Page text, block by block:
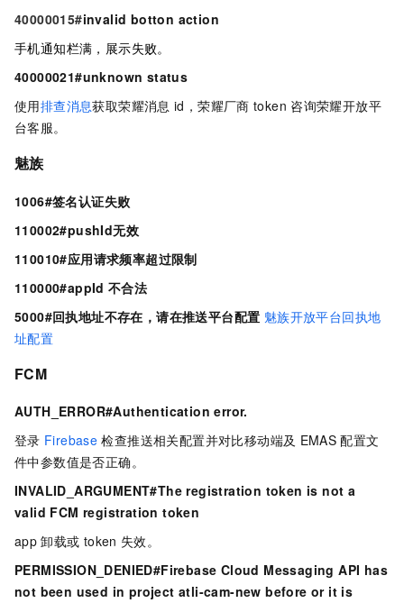
40000015#invalid botton action
手机通知栏满，展示失败。
40000021#unknown status
使用排查消息获取荣耀消息 id，荣耀厂商 token 咨询荣耀开放平
台客服。
魅族
1006#签名认证失败
110002#pushId⽆效
110010#应用请求频率超过限制
110000#appId 不合法
5000#回执地址不存在，请在推送平台配置 魅族开放平台回执地
址配置
FCM
AUTH_ERROR#Authentication error.
登录 Firebase 检查推送相关配置并对比移动端及 EMAS 配置文
件中参数值是否正确。
INVALID_ARGUMENT#The registration token is not a
valid FCM registration token
app 卸载或 token 失效。
PERMISSION_DENIED#Firebase Cloud Messaging API has
not been used in project atli-cam-new before or it is